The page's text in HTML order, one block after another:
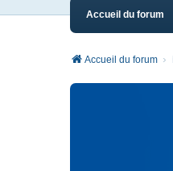
Accueil du forum
Accueil du forum